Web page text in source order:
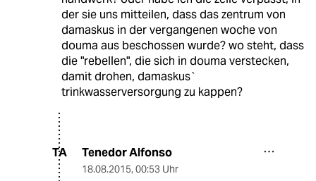
der sie uns mitteilen, dass das zentrum von
damaskus in der vergangenen woche von
douma aus beschossen wurde? wo steht, dass
die "rebellen", die sich in douma verstecken,
damit drohen, damaskus`
trinkwasserversorgung zu kappen?
TA Tenedor Alfonso
18.08.2015, 00:53 Uhr